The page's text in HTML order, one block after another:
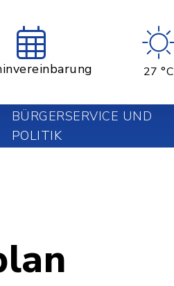
27 °C
BÜRGERSERVICE UND
POLITIK